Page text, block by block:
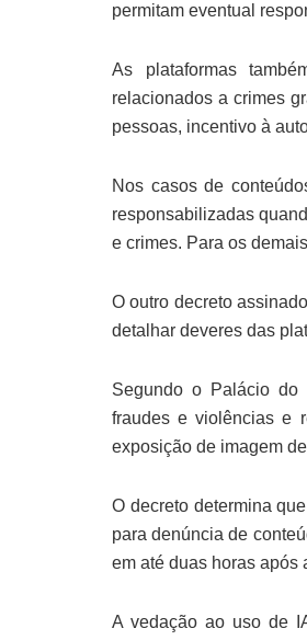
permitam eventual
As plataformas
relacionados a crimes
pessoas, incentivo à
Nos casos de
responsabilizadas
e crimes. Para os
O outro decreto
detalhar deveres das
Segundo o Palácio do
fraudes e violências e
exposição de imagem
O decreto determina
para denúncia de
em até duas horas após
A vedação ao uso de